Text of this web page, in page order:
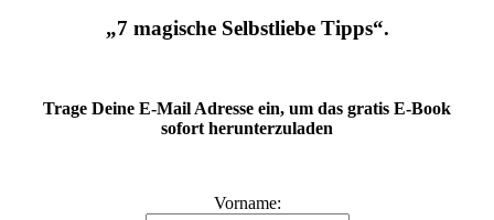
„7 magische Selbstliebe Tipps“.
Trage Deine E-Mail Adresse ein, um das gratis E-Book
sofort herunterzuladen
Vorname: